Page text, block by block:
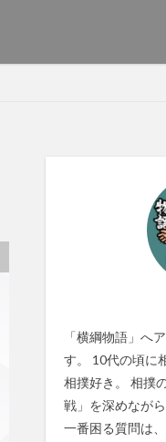
「横綱物語」へ
す。 10代の頃に
相撲好き。 相撲
戦」を深めなが
一番困る質問は